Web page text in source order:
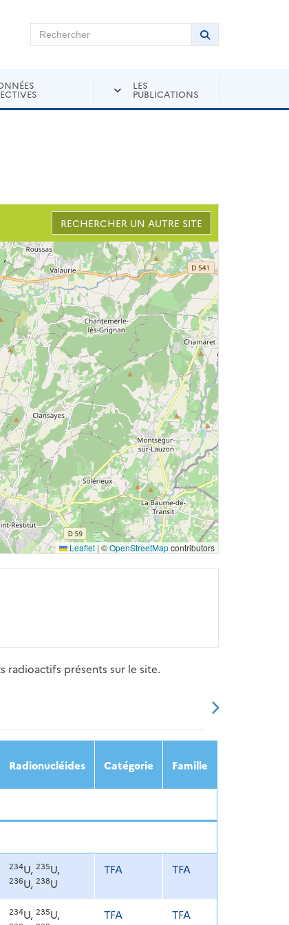
sur Andra Inventaire Rechercher
Lancer la
LES
PUBLICATIONS
RECHERCHER UN AUTRE SITE
Leaflet |©OpenStreetMapcontributors
radioactifs présents sur le site.
2021 2022 2023
Radionucléides Catégorie Famille
234U, 235U,
236U, 238U
TFA TFA
234U, 235U, TFA TFA